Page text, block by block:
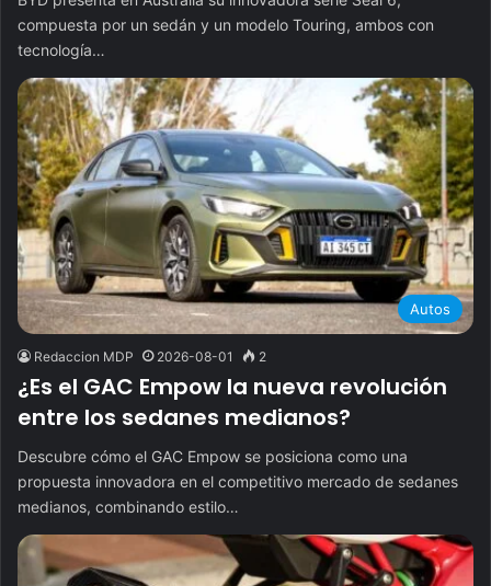
compuesta por un sedán y un modelo Touring, ambos con
tecnología…
Autos
Redaccion MDP 2026-08-01 2
¿Es el GAC Empow la nueva revolución
entre los sedanes medianos?
Descubre cómo el GAC Empow se posiciona como una
propuesta innovadora en el competitivo mercado de sedanes
medianos, combinando estilo…